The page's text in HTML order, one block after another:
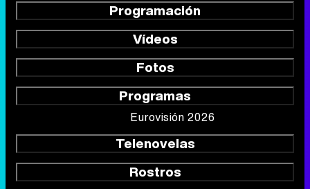
Programación
Vídeos
Fotos
Programas
Eurovisión 2026
Telenovelas
Rostros